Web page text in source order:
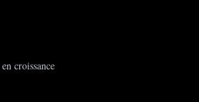
croissance